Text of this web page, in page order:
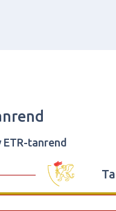
tanrend